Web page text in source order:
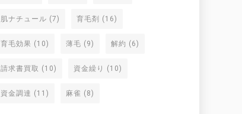
肌ナチュール (7) 育毛剤 (16)
育毛効果 (10) 薄毛 (9) 解約 (6)
請求書買取 (10) 資金繰り (10)
資金調達 (11) 麻雀 (8)